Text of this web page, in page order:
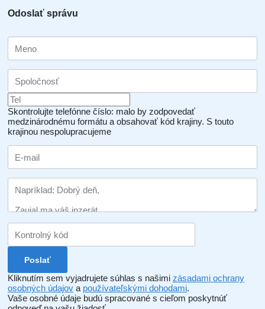
Odoslať správu
Skontrolujte telefónne číslo: malo by zodpovedať
medzinárodnému formátu a obsahovať kód krajiny. S touto
krajinou nespolupracujeme
Kliknutím sem vyjadrujete súhlas s našimi zásadami ochrany
osobných údajov a používateľskými dohodami.
Vaše osobné údaje budú spracované s cieľom poskytnúť